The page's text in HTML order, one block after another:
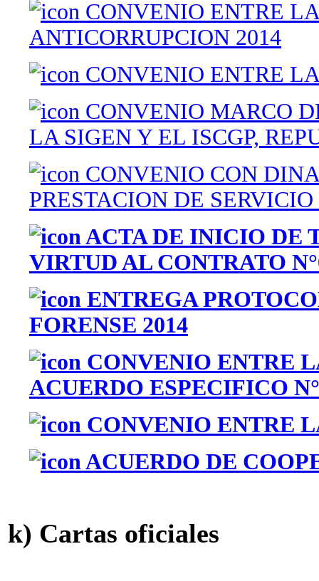
CONVENIO ENTRE
ANTICORRUPCION 2014
CONVENIO ENTRE
CONVENIO MARCO
LA SIGEN Y EL ISCGP,
CONVENIO CON
PRESTACION DE SERVICIO
ACTA DE INICIO DE
VIRTUD AL CONTRATO
ENTREGA
FORENSE 2014
CONVENIO ENTRE
ACUERDO ESPECIFICO
CONVENIO ENTRE
ACUERDO DE
k) Cartas oficiales